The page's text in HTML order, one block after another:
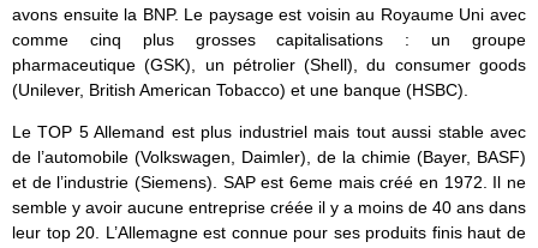
avons ensuite la BNP. Le paysage est voisin au Royaume Uni avec
comme cinq plus grosses capitalisations : un groupe
pharmaceutique (GSK), un pétrolier (Shell), du consumer goods
(Unilever, British American Tobacco) et une banque (HSBC).
Le TOP 5 Allemand est plus industriel mais tout aussi stable avec
de l’automobile (Volkswagen, Daimler), de la chimie (Bayer, BASF)
et de l’industrie (Siemens). SAP est 6eme mais créé en 1972. Il ne
semble y avoir aucune entreprise créée il y a moins de 40 ans dans
leur top 20. L’Allemagne est connue pour ses produits finis haut de